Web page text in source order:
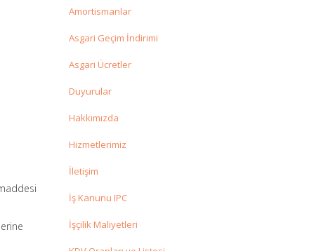
Amortismanlar
Asgari Geçim İndirimi
Asgari Ücretler
Duyurular
Hakkımızda
Hizmetlerimiz
İletişim
İş Kanunu IPC
İşçilik Maliyetleri